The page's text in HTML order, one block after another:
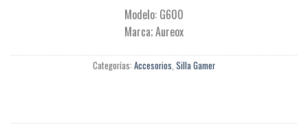
Modelo: G600
Marca; Aureox
Categorías: Accesorios, Silla Gamer